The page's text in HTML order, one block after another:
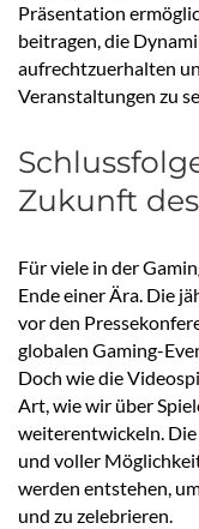
Präsentation
beitragen, die
aufrechtzuerhalten
Veranstaltungen zu
Zukunft
Für viele in der
Ende einer Ära. Die
vor den
globalen Gaming-
Doch wie die
Art, wie wir über
weiterentwickeln.
und voller
werden entstehen,
und zu zelebrieren.